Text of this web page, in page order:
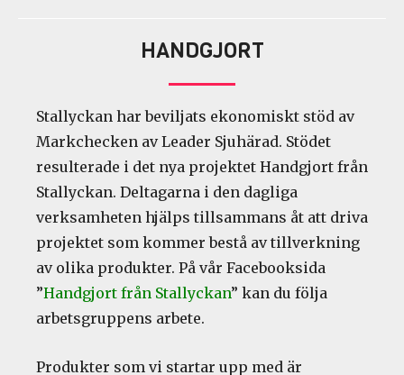
HANDGJORT
Stallyckan har beviljats ekonomiskt stöd av
Markchecken av Leader Sjuhärad. Stödet
resulterade i det nya projektet Handgjort från
Stallyckan. Deltagarna i den dagliga
verksamheten hjälps tillsammans åt att driva
projektet som kommer bestå av tillverkning
av olika produkter. På vår Facebooksida
”Handgjort från Stallyckan” kan du följa
arbetsgruppens arbete.
Produkter som vi startar upp med är